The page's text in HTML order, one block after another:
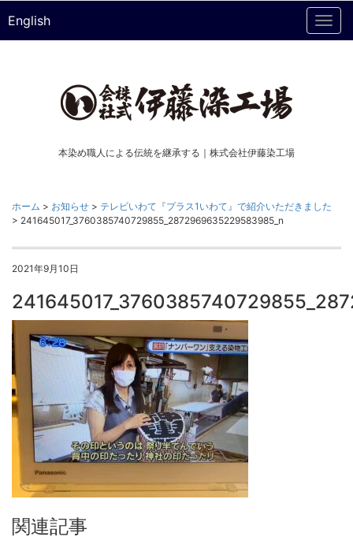
English
本染め職人による伝統を継承する｜株式会社伊藤染工場
ホーム > お知らせ > テレビいわて『プラス1いわて』で紹介いただきました
> 241645017_3760385740729855_2872969635229583985_n
2021年9月10日
関連記事